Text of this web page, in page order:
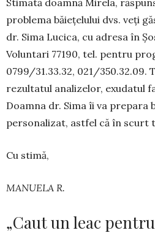
Stimată doamnă Mirela,
problema băie­țelului dvs. veți
dr. Sima Lucica, cu adresa în
Voluntari 77190, tel. pentru
0799/31.33.32, 021/350.32.09.
re­zul­tatul analizelor, exudatul
Doamna dr. Sima îi va prepara
personalizat, astfel că în scurt
Cu stimă,
MANUELA R.
„Caut un leac